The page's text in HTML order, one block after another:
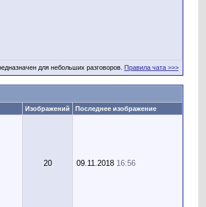
для небольших разговоров. Правила чата >>>
Изображений Последнее изображение
20 09.11.2018 16:56